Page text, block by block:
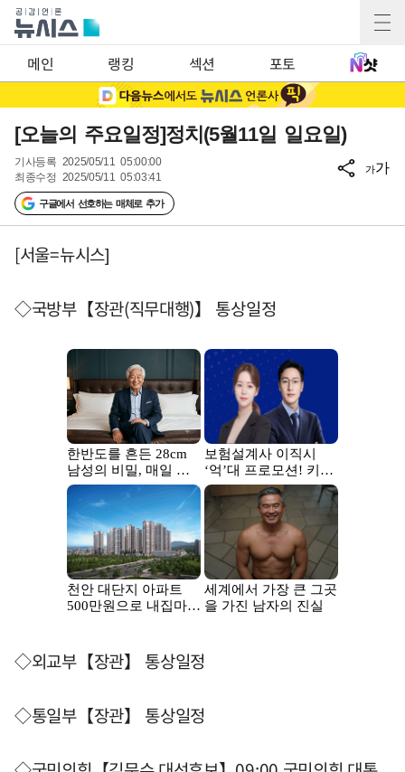
메인 랭킹 섹션 포토
[오늘의 주요일정]정치(5월11일 일요일)
기사등록 2025/05/11 05:00:00
최종수정 2025/05/11 05:03:41
구글에서 선호하는 매체로 추가
가가
[서울=뉴시스]
◇국방부【장관(직무대행)】 통상일정
◇외교부【장관】 통상일정
◇통일부【장관】 통상일정